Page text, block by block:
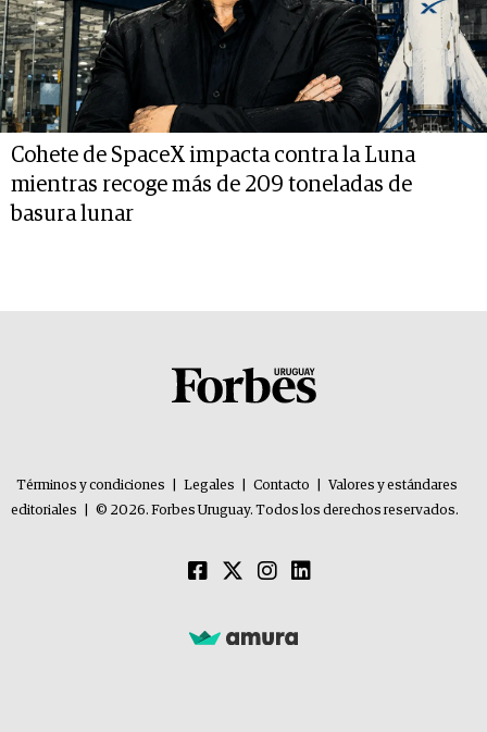
Cohete de SpaceX impacta contra la Luna
mientras recoge más de 209 toneladas de
basura lunar
Términos y condiciones Legales Contacto
Valores y estándares
editoriales
© 2026. Forbes Uruguay. Todos los derechos reservados.